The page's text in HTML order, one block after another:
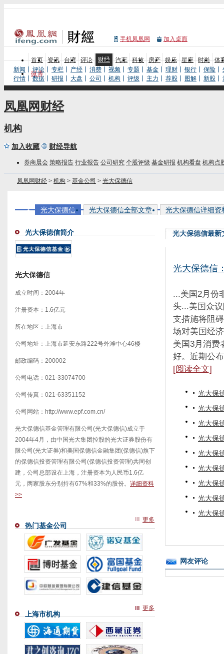
手机凤凰网 加入桌面
首页 资讯 台湾 评论 财经 汽车 科技 房产 娱乐 星座 时尚
体
微博
新闻 评论 专栏 产经 消费 视频 专题 基金 理财 银行 保险
行情
数据 研报 大盘 公司 机构 评级 主力 荐股 图解 新股
凤凰网财经
机构
加入收藏 财经导航
券商晨会 策略报告 行业报告 公司研究 个股评级 基金研报 机构看盘 机构点
凤凰网财经 > 机构 > 基金公司 > 光大保德信
光大保德信 光大保德信全部文章 光大保德信详细资
光大保德信简介
光大保德信
成立时间：2004年
注册资本：1.6亿元
所在地区：上海市
公司地址：上海市延安东路222号外滩中心46楼
邮政编码：200002
公司电话：021-33074700
公司传真：021-63351152
公司网站：http://www.epf.com.cn/
光大保德信基金管理有限公司(光大保德信)成立于
2004年4月，由中国光大集团控股的光大证券股份有
限公司(光大证券)和美国保德信金融集团(保德信)旗下
的保德信投资管理有限公司(保德信投资管理)共同创
建，公司总部设在上海，注册资本为人民币1.6亿
元，两家股东分别持有67%和33%的股份。 详细资料
>>
热门基金公司
更多
上海市机构
更多
光大保德信最新
光大保德信
...美国2月份
头...美国众
支措施将阻
场对美国经
美国3月消费
好。近期公
[阅读全文]
光大保
光大保
光大保
光大保
光大保
光大保
光大保
光大保
光大保
网友评论